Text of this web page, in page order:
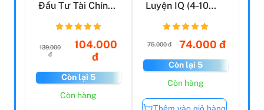
Đầu Tư Tài Chính
139.000
đ
104.000
đ
Còn lại 5
Còn hàng
Luyện IQ (4-10
75.000 đ 74.000 đ
Còn lại 5
Còn hàng
Thêm vào giỏ hàng